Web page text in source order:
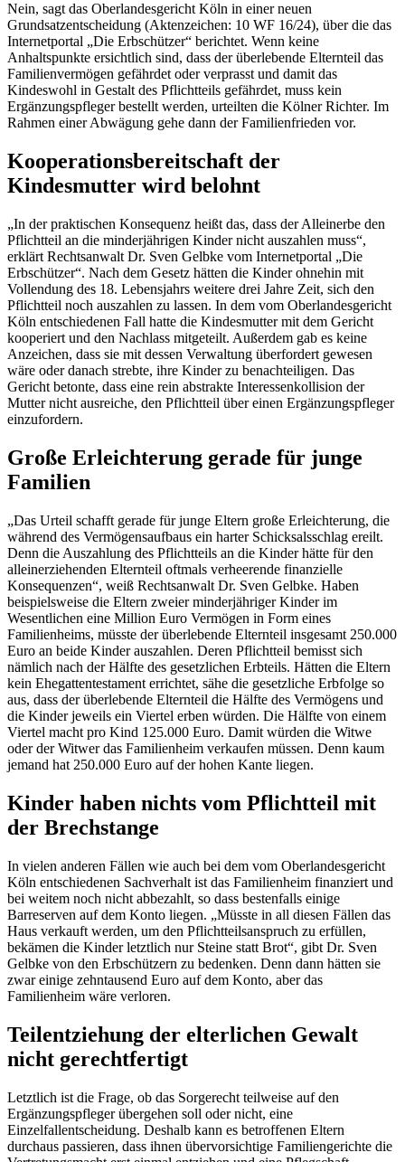
Nein, sagt das Oberlandesgericht Köln in einer neuen
Grundsatzentscheidung (Aktenzeichen: 10 WF 16/24), über die das
Internetportal „Die Erbschützer“ berichtet. Wenn keine
Anhaltspunkte ersichtlich sind, dass der überlebende Elternteil das
Familienvermögen gefährdet oder verprasst und damit das
Kindeswohl in Gestalt des Pflichtteils gefährdet, muss kein
Ergänzungspfleger bestellt werden, urteilten die Kölner Richter. Im
Rahmen einer Abwägung gehe dann der Familienfrieden vor.
Kooperationsbereitschaft der
Kindesmutter wird belohnt
„In der praktischen Konsequenz heißt das, dass der Alleinerbe den
Pflichtteil an die minderjährigen Kinder nicht auszahlen muss“,
erklärt Rechtsanwalt Dr. Sven Gelbke vom Internetportal „Die
Erbschützer“. Nach dem Gesetz hätten die Kinder ohnehin mit
Vollendung des 18. Lebensjahrs weitere drei Jahre Zeit, sich den
Pflichtteil noch auszahlen zu lassen. In dem vom Oberlandesgericht
Köln entschiedenen Fall hatte die Kindesmutter mit dem Gericht
kooperiert und den Nachlass mitgeteilt. Außerdem gab es keine
Anzeichen, dass sie mit dessen Verwaltung überfordert gewesen
wäre oder danach strebte, ihre Kinder zu benachteiligen. Das
Gericht betonte, dass eine rein abstrakte Interessenkollision der
Mutter nicht ausreiche, den Pflichtteil über einen Ergänzungspfleger
einzufordern.
Große Erleichterung gerade für junge
Familien
„Das Urteil schafft gerade für junge Eltern große Erleichterung, die
während des Vermögensaufbaus ein harter Schicksalsschlag ereilt.
Denn die Auszahlung des Pflichtteils an die Kinder hätte für den
alleinerziehenden Elternteil oftmals verheerende finanzielle
Konsequenzen“, weiß Rechtsanwalt Dr. Sven Gelbke. Haben
beispielsweise die Eltern zweier minderjähriger Kinder im
Wesentlichen eine Million Euro Vermögen in Form eines
Familienheims, müsste der überlebende Elternteil insgesamt 250.000
Euro an beide Kinder auszahlen. Deren Pflichtteil bemisst sich
nämlich nach der Hälfte des gesetzlichen Erbteils. Hätten die Eltern
kein Ehegattentestament errichtet, sähe die gesetzliche Erbfolge so
aus, dass der überlebende Elternteil die Hälfte des Vermögens und
die Kinder jeweils ein Viertel erben würden. Die Hälfte von einem
Viertel macht pro Kind 125.000 Euro. Damit würden die Witwe
oder der Witwer das Familienheim verkaufen müssen. Denn kaum
jemand hat 250.000 Euro auf der hohen Kante liegen.
Kinder haben nichts vom Pflichtteil mit
der Brechstange
In vielen anderen Fällen wie auch bei dem vom Oberlandesgericht
Köln entschiedenen Sachverhalt ist das Familienheim finanziert und
bei weitem noch nicht abbezahlt, so dass bestenfalls einige
Barreserven auf dem Konto liegen. „Müsste in all diesen Fällen das
Haus verkauft werden, um den Pflichtteilsanspruch zu erfüllen,
bekämen die Kinder letztlich nur Steine statt Brot“, gibt Dr. Sven
Gelbke von den Erbschützern zu bedenken. Denn dann hätten sie
zwar einige zehntausend Euro auf dem Konto, aber das
Familienheim wäre verloren.
Teilentziehung der elterlichen Gewalt
nicht gerechtfertigt
Letztlich ist die Frage, ob das Sorgerecht teilweise auf den
Ergänzungspfleger übergehen soll oder nicht, eine
Einzelfallentscheidung. Deshalb kann es betroffenen Eltern
durchaus passieren, dass ihnen übervorsichtige Familiengerichte die